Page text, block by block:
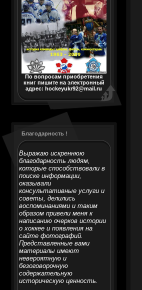
По вопросам приобретения
книг пишите на электронный
адрес: hockeyukr92@mail.ru
Благодарность !
Выражаю искреннюю
благодарность людям,
которые способствовали в
поиске информации,
оказывали
консультативные услуги и
советы, делились
воспоминаниями и таким
образом привели меня к
написанию очерков истории
о хоккее и появления на
сайте фотографий.
Представленные вами
материалы имеют
невероятную и
безоговорочную
содержательную
историческую ценность.